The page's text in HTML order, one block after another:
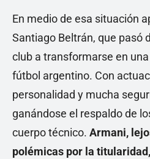
En medio de esa situación
Santiago Beltrán, que pasó
club a transformarse en
fútbol argentino. Con
personalidad y mucha
ganándose el respaldo de
cuerpo técnico. Armani,
polémicas por la